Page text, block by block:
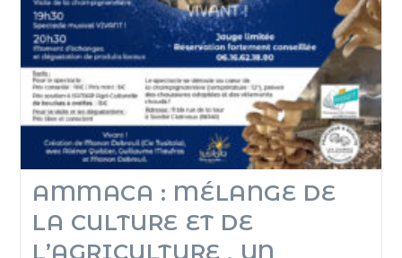
AMMACA : MÉLANGE DE
LA CULTURE ET DE
L’AGRICULTURE , UN